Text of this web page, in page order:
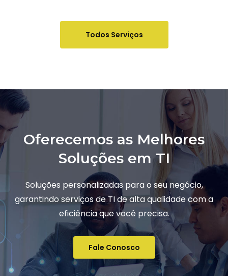
Todos Serviços
Oferecemos as Melhores
Soluções em TI
Soluções personalizadas para o seu negócio,
garantindo serviços de TI de alta qualidade com a
eficiência que você precisa.
Fale Conosco